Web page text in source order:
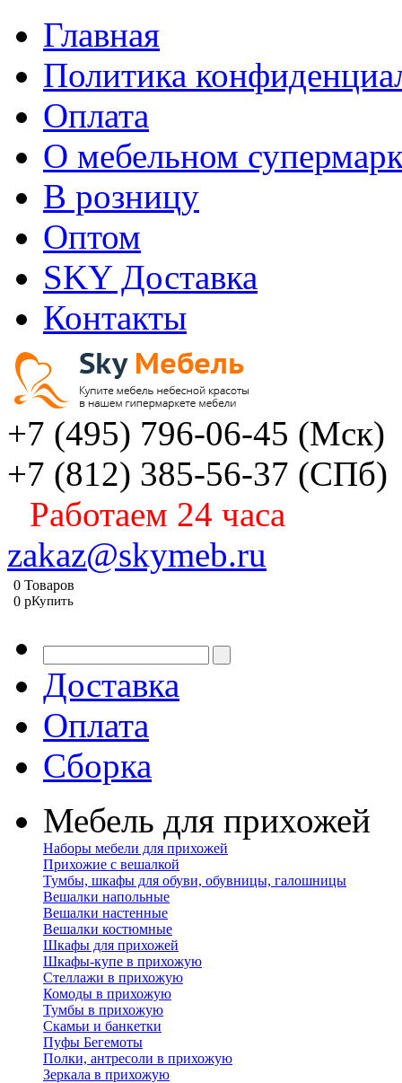
Главная
Политика
Оплата
О мебельном
В розницу
Оптом
SKY Доставка
Контакты
+7 (495) 796-06-45 (Мск)
+7 (812) 385-56-37 (СПб)
Работаем 24 часа
zakaz@skymeb.ru
0 Товаров
0 pКупить
Доставка
Оплата
Сборка
Мебель для прихожей
Наборы мебели для прихожей
Прихожие с вешалкой
Тумбы, шкафы для обуви, обувницы, галошницы
Вешалки напольные
Вешалки настенные
Вешалки костюмные
Шкафы для прихожей
Шкафы-купе в прихожую
Стеллажи в прихожую
Комоды в прихожую
Тумбы в прихожую
Скамьи и банкетки
Пуфы Бегемоты
Полки, антресоли в прихожую
Зеркала в прихожую